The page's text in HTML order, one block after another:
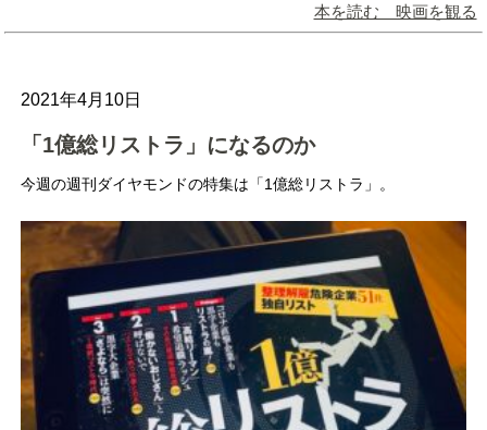
本を読む 映画を観る
2021年4月10日
「1億総リストラ」になるのか
今週の週刊ダイヤモンドの特集は「1億総リストラ」。